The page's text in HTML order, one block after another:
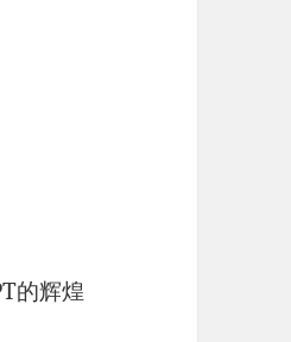
的辉煌